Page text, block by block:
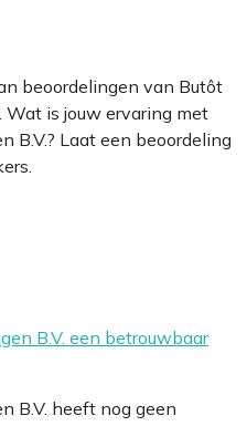
beoordelingen van Butôt
Wat is jouw ervaring met
B.V.? Laat een beoordeling
B.V. een betrouwbaar
B.V. heeft nog geen